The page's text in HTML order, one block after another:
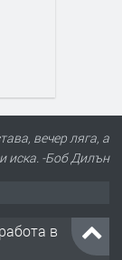
вечер ляга, а
иска. -Боб Дилън
в